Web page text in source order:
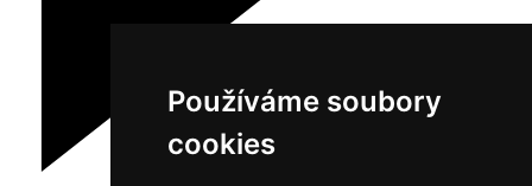
Používáme soubory
cookies